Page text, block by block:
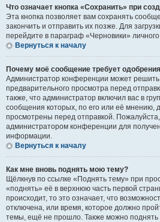
Что означает кнопка «Сохранить» при
Эта кнопка позволяет вам сохранять
закончить и отправить их позже. Для
перейдите в параграф «Черновики»
Вернуться к началу
Почему моё сообщение требует
Администратор конференции может
предварительного просмотра перед
также, что администратор включил вас в
сообщения которых, по его или её мнению,
просмотрены перед отправкой.
администратором конференции для
информации.
Вернуться к началу
Как мне вновь поднять мою тему?
Щёлкнув по ссылке «Поднять тему» при
«поднять» её в верхнюю часть первой
происходит, то это означает, что
отключена, или время, которое должно
темы, ещё не прошло. Также можно поднять